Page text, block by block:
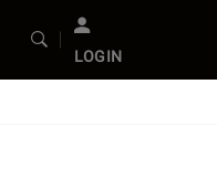
LOGIN